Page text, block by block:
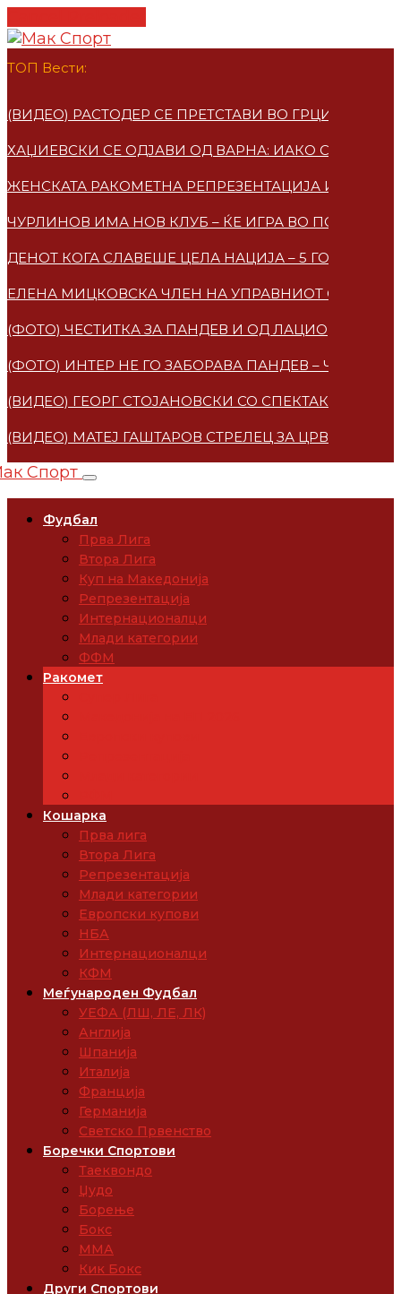
ТОП Вести:
(ВИДЕО) РАСТОДЕР СЕ ПРЕТСТАВИ ВО ГРЦИЈА –
ХАЏИЕВСКИ СЕ ОДЈАВИ ОД ВАРНА: ИАКО СУМ
ЖЕНСКАТА РАКОМЕТНА РЕПРЕЗЕНТАЦИЈА ИМАА
ЧУРЛИНОВ ИМА НОВ КЛУБ – ЌЕ ИГРА ВО ПОЛСКА
ДЕНОТ КОГА СЛАВЕШЕ ЦЕЛА НАЦИЈА – 5 ГОДИНИ
ЕЛЕНА МИЦКОВСКA ЧЛЕН НА УПРАВНИОТ ОДБОР
(ФОТО) ЧЕСТИТКА ЗА ПАНДЕВ И ОД ЛАЦИО
(ФОТО) ИНТЕР НЕ ГО ЗАБОРАВА ПАНДЕВ –
(ВИДЕО) ГЕОРГ СТОЈАНОВСКИ СО СПЕКТАКУЛАРЕН
(ВИДЕО) МАТЕЈ ГАШТАРОВ СТРЕЛЕЦ ЗА ЦРВЕНА
Фудбал
Прва Лига
Втора Лига
Куп на Македонија
Репрезентација
Интернационалци
Млади категории
ФФМ
Ракомет
Кошарка
Прва лига
Втора Лига
Репрезентација
Млади категории
Европски купови
НБА
Интернационалци
КФМ
Меѓународен Фудбал
УЕФА (ЛШ, ЛЕ, ЛК)
Англија
Шпанија
Италија
Франција
Германија
Светско Првенство
Боречки Спортови
Таеквондо
Џудо
Борење
Бокс
ММА
Кик Бокс
Други Спортови